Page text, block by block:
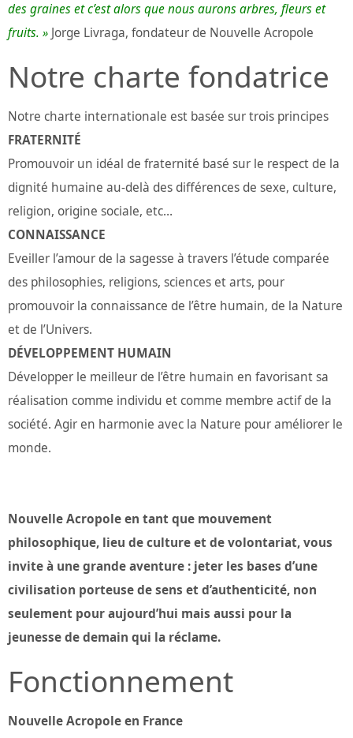
des graines et c’est alors que nous aurons arbres, fleurs et
fruits. » Jorge Livraga, fondateur de Nouvelle Acropole
Notre charte fondatrice
Notre charte internationale est basée sur trois principes
FRATERNITÉ
Promouvoir un idéal de fraternité basé sur le respect de la
dignité humaine au-delà des différences de sexe, culture,
religion, origine sociale, etc…
CONNAISSANCE
Eveiller l’amour de la sagesse à travers l’étude comparée
des philosophies, religions, sciences et arts, pour
promouvoir la connaissance de l’être humain, de la Nature
et de l’Univers.
DÉVELOPPEMENT HUMAIN
Développer le meilleur de l’être humain en favorisant sa
réalisation comme individu et comme membre actif de la
société. Agir en harmonie avec la Nature pour améliorer le
monde.
Nouvelle Acropole en tant que mouvement
philosophique, lieu de culture et de volontariat, vous
invite à une grande aventure : jeter les bases d’une
civilisation porteuse de sens et d’authenticité, non
seulement pour aujourd’hui mais aussi pour la
jeunesse de demain qui la réclame.
Fonctionnement
Nouvelle Acropole en France